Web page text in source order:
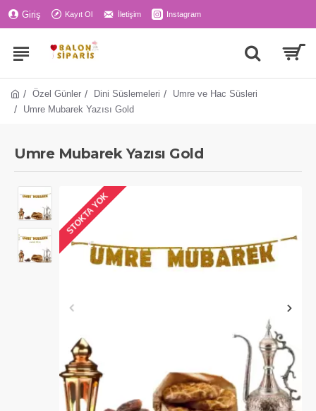
Giriş Kayıt Ol İletişim Instagram
Özel Günler Dini Süslemeleri
Umre ve Hac Süsleri
Umre Mubarek Yazısı Gold
Umre Mubarek Yazısı Gold
STOKTA YOK